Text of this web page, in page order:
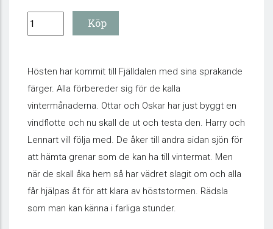
Hösten har kommit till Fjälldalen med sina sprakande
färger. Alla förbereder sig för de kalla
vintermånaderna. Ottar och Oskar har just byggt en
vindflotte och nu skall de ut och testa den. Harry och
Lennart vill följa med. De åker till andra sidan sjön för
att hämta grenar som de kan ha till vintermat. Men
när de skall åka hem så har vädret slagit om och alla
får hjälpas åt för att klara av höststormen. Rädsla
som man kan känna i farliga stunder.